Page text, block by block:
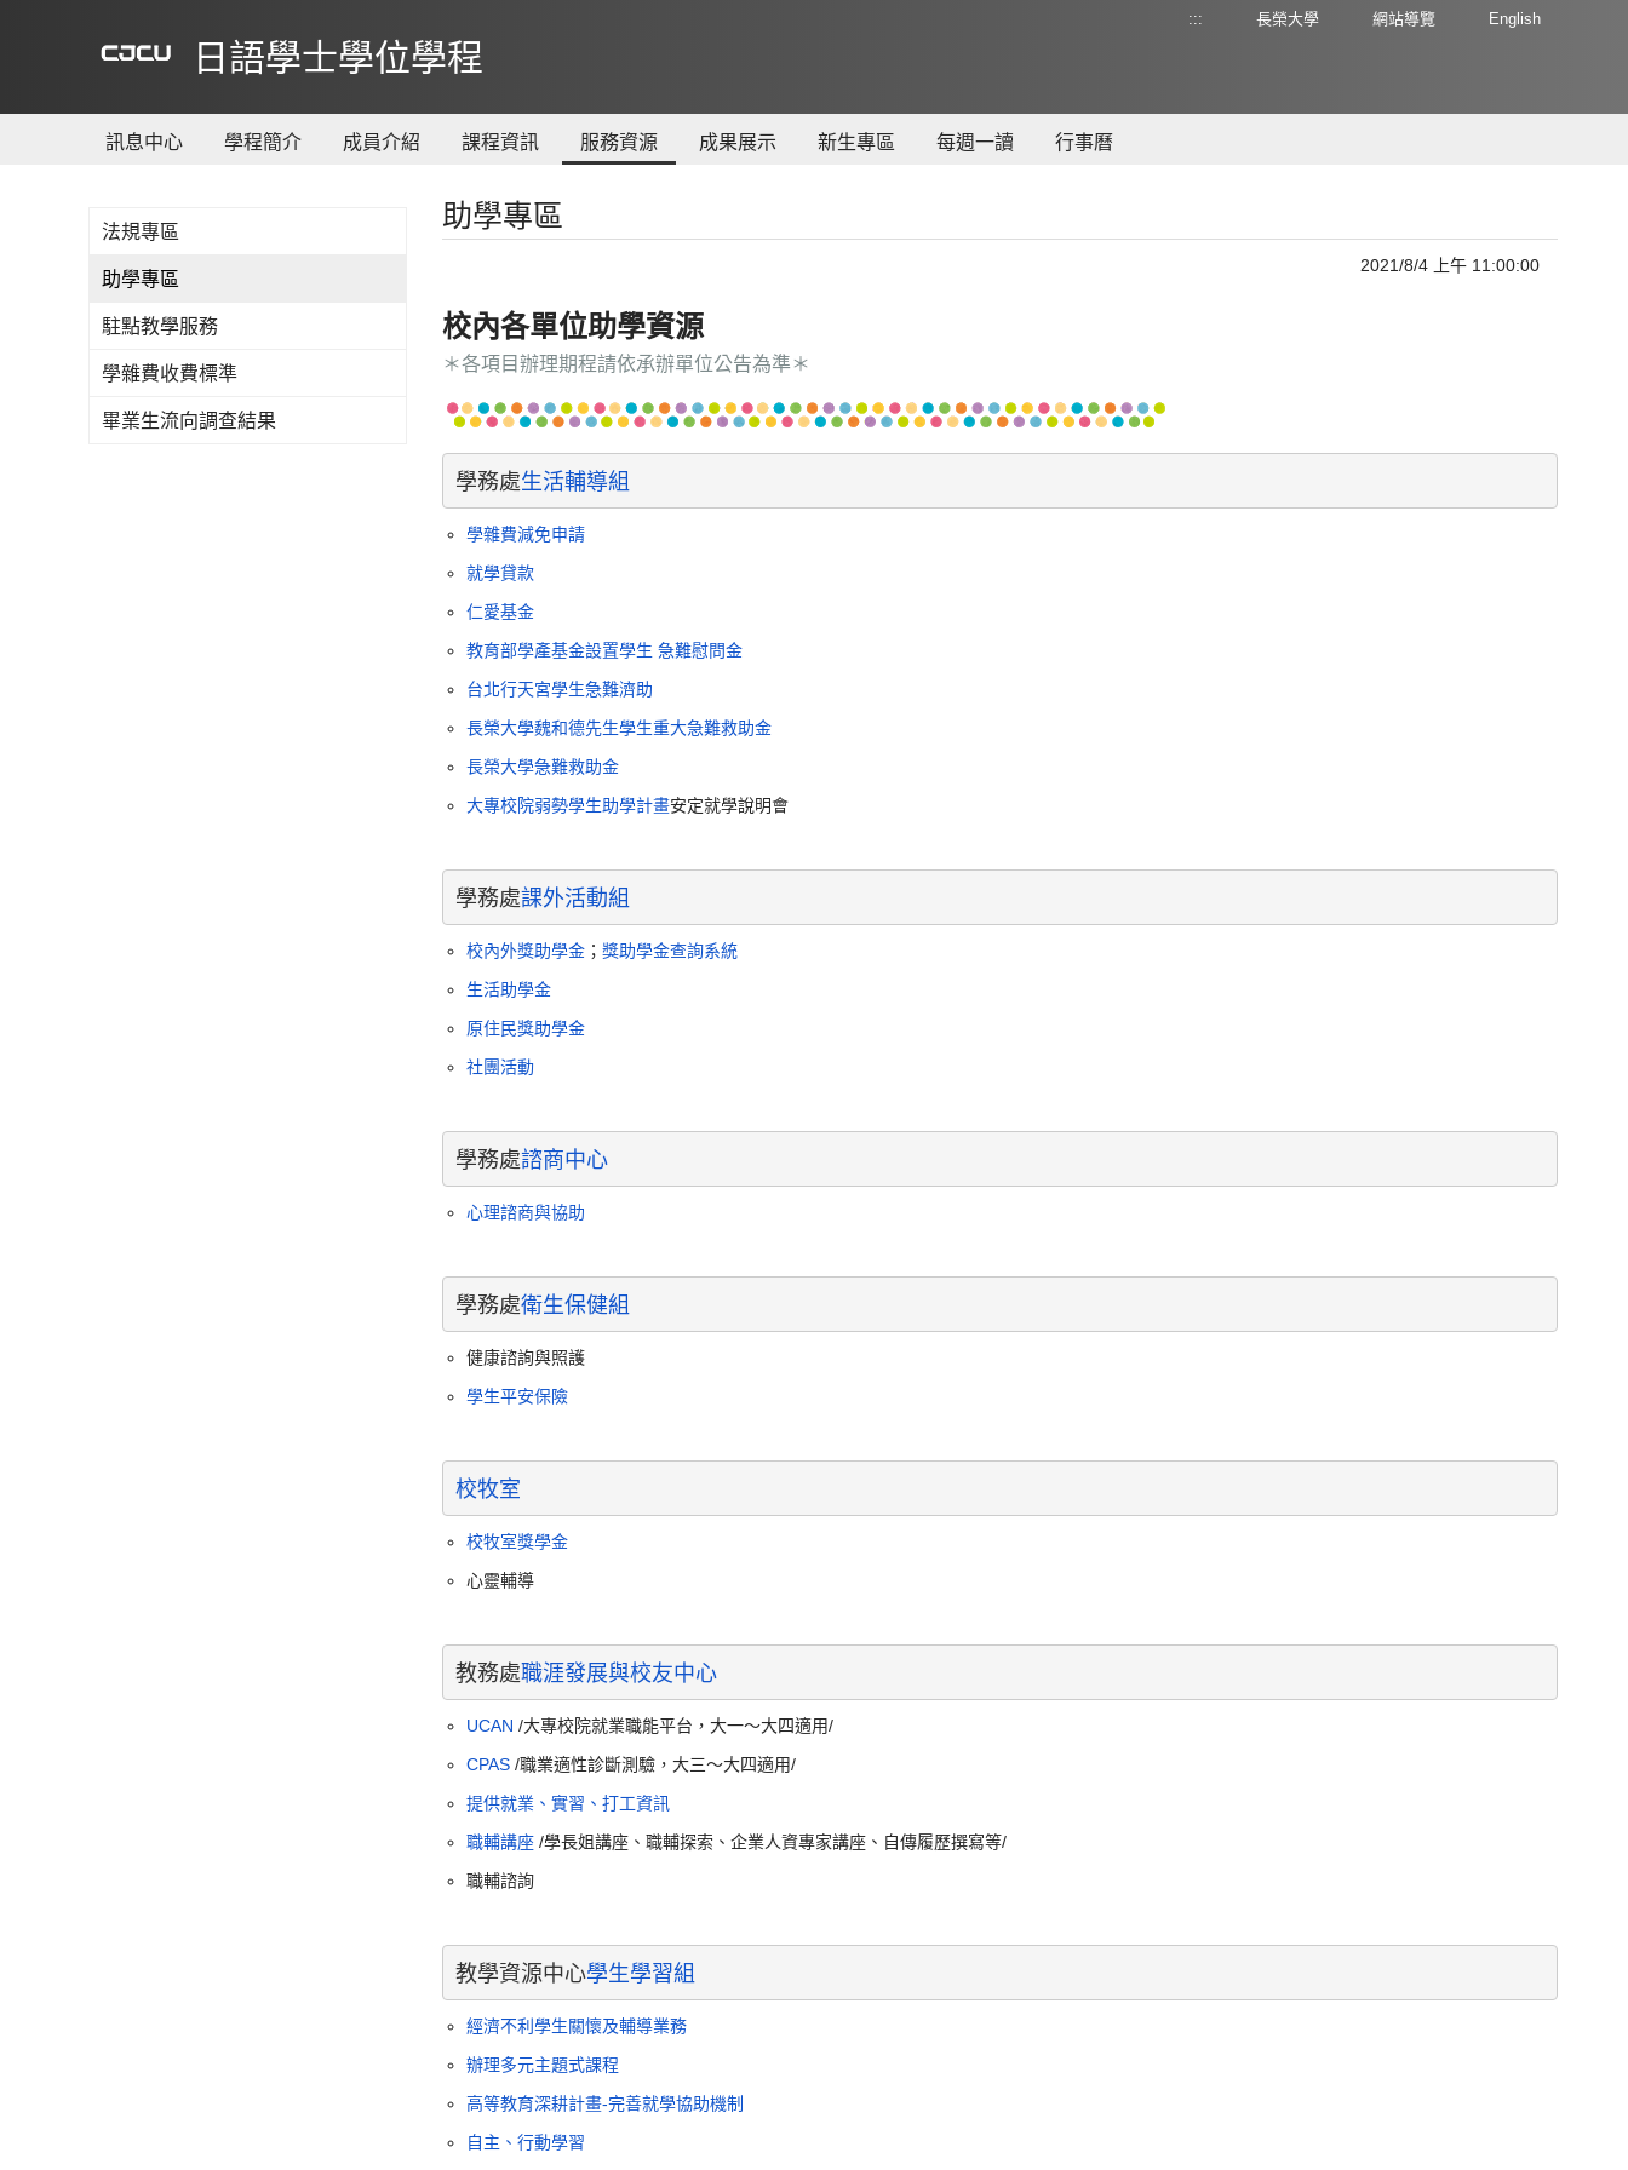
要
容
日語學士學位學程
::: 長榮大學 網站導覽 English
訊息中心 學程簡介 成員介紹 課程資訊 服務資源 成果展示 新生專區 每週一讀 行事曆
助學專區
2021/8/4 上午 11:00:00
校內各單位助學資源
＊各項目辦理期程請依承辦單位公告為準＊
學務處生活輔導組
學雜費減免申請
就學貸款
仁愛基金
教育部學產基金設置學生 急難慰問金
台北行天宮學生急難濟助
長榮大學魏和德先生學生重大急難救助金
長榮大學急難救助金
大專校院弱勢學生助學計畫安定就學說明會
學務處課外活動組
校內外獎助學金 ； 獎助學金查詢系統
生活助學金
原住民獎助學金
社團活動
學務處諮商中心
心理諮商與協助
學務處衛生保健組
健康諮詢與照護
學生平安保險
校牧室
校牧室獎學金
心靈輔導
教務處職涯發展與校友中心
UCAN /大專校院就業職能平台，大一～大四適用/
CPAS /職業適性診斷測驗，大三～大四適用/
提供就業、實習、打工資訊
職輔講座 /學長姐講座、職輔探索、企業人資專家講座、自傳履歷撰寫等/
職輔諮詢
教學資源中心學生學習組
經濟不利學生關懷及輔導業務
辦理多元主題式課程
高等教育深耕計畫-完善就學協助機制
自主、行動學習
法規專區
助學專區
駐點教學服務
學雜費收費標準
畢業生流向調查結果